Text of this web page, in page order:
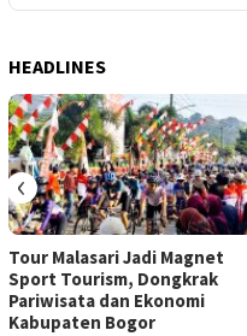
HEADLINES
Tour Malasari Jadi Magnet
Sport Tourism, Dongkrak
Pariwisata dan Ekonomi
Kabupaten Bogor
‹